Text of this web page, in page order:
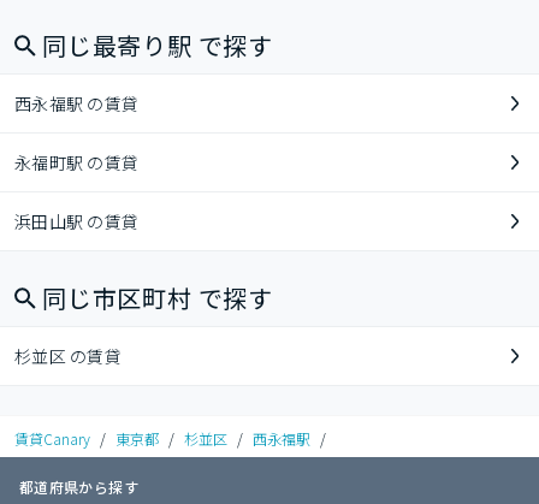
同じ最寄り駅 で探す
西永福駅 の賃貸
永福町駅 の賃貸
浜田山駅 の賃貸
同じ市区町村 で探す
杉並区 の賃貸
賃貸Canary / 東京都 / 杉並区 / 西永福駅 /
都道府県から探す